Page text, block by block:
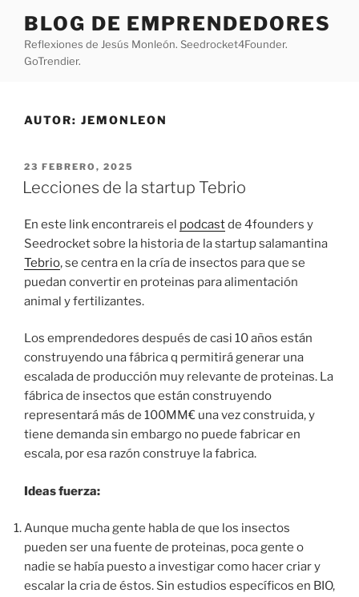
contenido
BLOG DE EMPRENDEDORES
Reflexiones de Jesús Monleón. Seedrocket4Founder.
GoTrendier.
AUTOR: JEMONLEON
PUBLICADO
EL
23 FEBRERO, 2025
Lecciones de la startup Tebrio
En este link encontrareis el podcastde 4founders y
Seedrocket sobre la historia de la startup salamantina
Tebrio, se centra en la cría de insectos para que se
puedan convertir en proteinas para alimentación
animal y fertilizantes.
Los emprendedores después de casi 10 años están
construyendo una fábrica q permitirá generar una
escalada de producción muy relevante de proteinas. La
fábrica de insectos que están construyendo
representará más de 100MM€ una vez construida, y
tiene demanda sin embargo no puede fabricar en
escala, por esa razón construye la fabrica.
Ideas fuerza:
Aunque mucha gente habla de que los insectos
pueden ser una fuente de proteinas, poca gente o
nadie se había puesto a investigar como hacer criar y
escalar la cria de éstos. Sin estudios específicos en BIO,